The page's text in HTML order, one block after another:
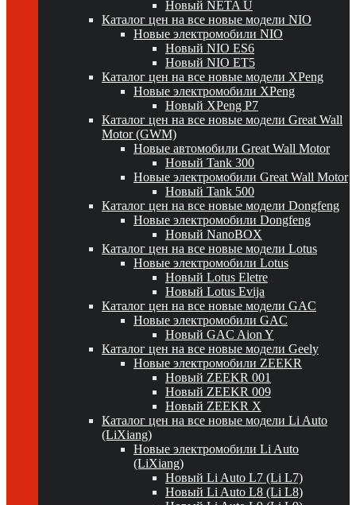
Новый NETA U
Каталог цен на все новые модели NIO
Новые электромобили NIO
Новый NIO ES6
Новый NIO ET5
Каталог цен на все новые модели XPeng
Новые электромобили XPeng
Новый XPeng P7
Каталог цен на все новые модели Great Wall
Motor (GWM)
Новые автомобили Great Wall Motor
Новый Tank 300
Новые электромобили Great Wall Motor
Новый Tank 500
Каталог цен на все новые модели Dongfeng
Новые электромобили Dongfeng
Новый NanoBOX
Каталог цен на все новые модели Lotus
Новые электромобили Lotus
Новый Lotus Eletre
Новый Lotus Evija
Каталог цен на все новые модели GAC
Новые электромобили GAC
Новый GAC Aion Y
Каталог цен на все новые модели Geely
Новые электромобили ZEEKR
Новый ZEEKR 001
Новый ZEEKR 009
Новый ZEEKR X
Каталог цен на все новые модели Li Auto
(LiXiang)
Новые электромобили Li Auto
(LiXiang)
Новый Li Auto L7 (Li L7)
Новый Li Auto L8 (Li L8)